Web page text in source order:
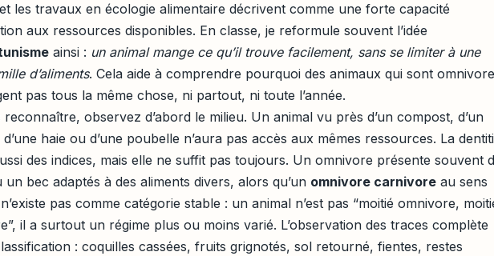
et les travaux en écologie alimentaire décrivent comme une forte capacité
aux ressources disponibles. En classe, je reformule souvent l’idée
ainsi : un animal mange ce qu’il trouve facilement, sans se limiter à une
d’aliments. Cela aide à comprendre pourquoi des animaux qui sont
pas tous la même chose, ni partout, ni toute l’année.
observez d’abord le milieu. Un animal vu près d’un compost, d’un
haie ou d’une poubelle n’aura pas accès aux mêmes ressources. La
des indices, mais elle ne suffit pas toujours. Un omnivore présente souvent
un bec adaptés à des aliments divers, alors qu’un omnivore carnivore au sens
pas comme catégorie stable : un animal n’est pas “moitié omnivore,
il a surtout un régime plus ou moins varié. L’observation des traces complète
: coquilles cassées, fruits grignotés, sol retourné, fientes, restes